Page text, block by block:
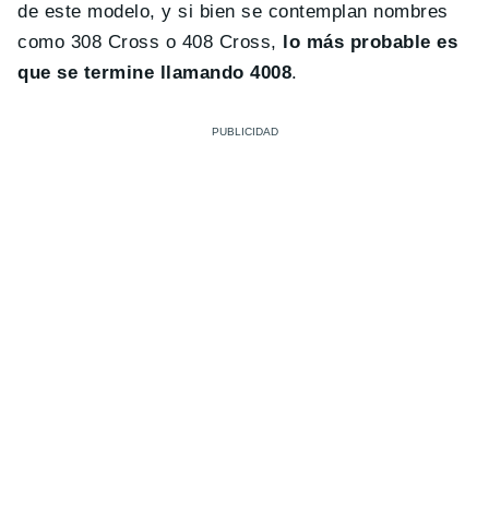
de este modelo, y si bien se contemplan nombres
como 308 Cross o 408 Cross, lo más probable es
que se termine llamando 4008.